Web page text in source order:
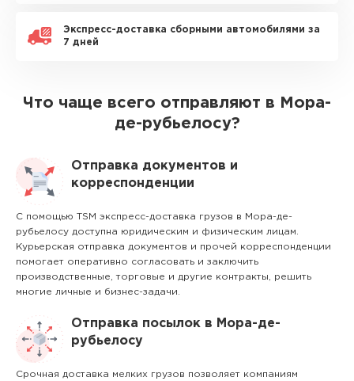
Экспресс-доставка сборными автомобилями за
7 дней
Что чаще всего отправляют в Мора-
де-рубьелосу?
Отправка документов и
корреспонденции
С помощью TSM экспресс-доставка грузов в Мора-де-
рубьелосу доступна юридическим и физическим лицам.
Курьерская отправка документов и прочей корреспонденции
помогает оперативно согласовать и заключить
производственные, торговые и другие контракты, решить
многие личные и бизнес-задачи.
Отправка посылок в Мора-де-
рубьелосу
Срочная доставка мелких грузов позволяет компаниям